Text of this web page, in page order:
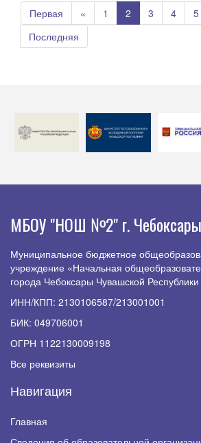
Первая « 1 2 3 4 5
Последняя
МБОУ "НОШ №2" г. Чебоксары
Муниципальное бюджетное
учреждение «Начальная
города Чебоксары Чувашской Республики
ИНН/КПП: 2130106587/213001001
БИК: 049706001
ОГРН 1122130009198
Все реквизиты
Навигация
Главная